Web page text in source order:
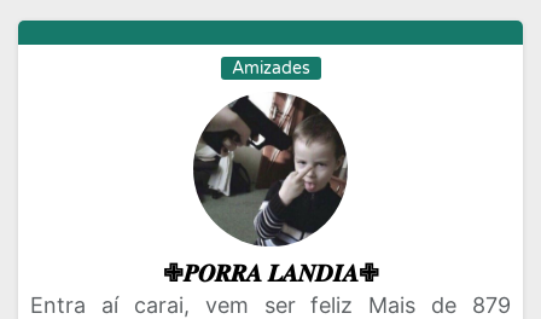
Amizades
✙𝑷𝑶𝑹𝑹𝑨 𝑳𝑨𝑵𝑫𝑰𝑨✙
Entra aí carai, vem ser feliz Mais de 879